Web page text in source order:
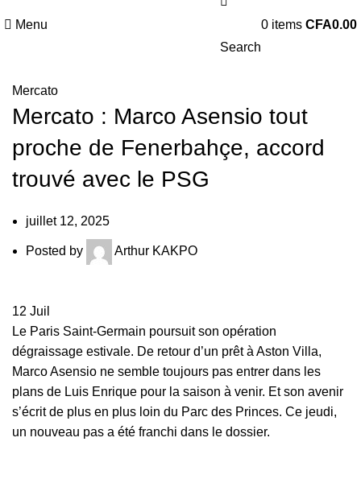
Menu
Search
0 items CFA0.00
Mercato
Mercato : Marco Asensio tout
proche de Fenerbahçe, accord
trouvé avec le PSG
juillet 12, 2025
Posted by Arthur KAKPO
12 Juil
Le Paris Saint-Germain poursuit son opération
dégraissage estivale. De retour d’un prêt à Aston Villa,
Marco Asensio ne semble toujours pas entrer dans les
plans de Luis Enrique pour la saison à venir. Et son avenir
s’écrit de plus en plus loin du Parc des Princes. Ce jeudi,
un nouveau pas a été franchi dans le dossier.